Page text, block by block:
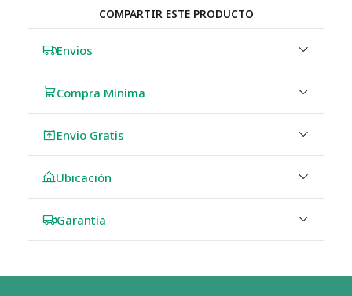
COMPARTIR ESTE PRODUCTO
Envios
Compra Minima
Envio Gratis
Ubicación
Garantia